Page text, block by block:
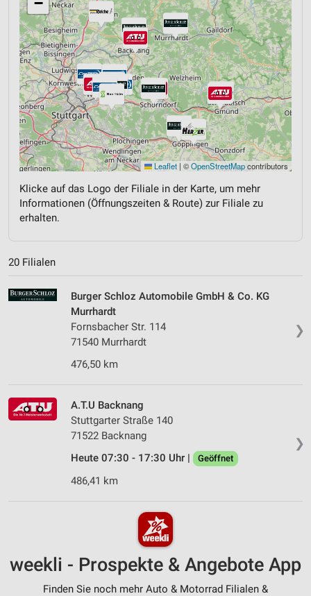
Leaflet | ©OpenStreetMapcontributors
Klicke auf das Logo der Filiale in der Karte, um mehr
Informationen (Öffnungszeiten & Route) zur Filiale zu
erhalten.
20 Filialen
❯
Burger Schloz Automobile GmbH & Co. KG
Murrhardt
Fornsbacher Str. 114
71540 Murrhardt
476,50 km
❯
A.T.U Backnang
Stuttgarter Straße 140
71522 Backnang
Heute 07:30 - 17:30 Uhr |
Geöffnet
486,41 km
weekli - Prospekte & Angebote App
Finden Sie noch mehr Auto & Motorrad Filialen &